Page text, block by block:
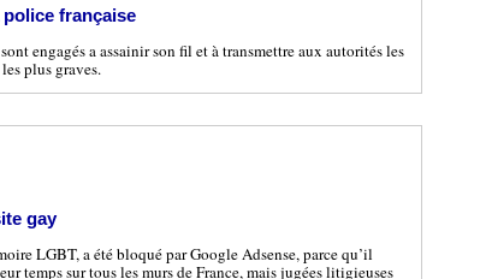
française
engagés a assainir son fil et à transmettre aux autorités les
plus graves.
gay
LGBT, a été bloqué par Google Adsense, parce qu’il
temps sur tous les murs de France, mais jugées litigieuses